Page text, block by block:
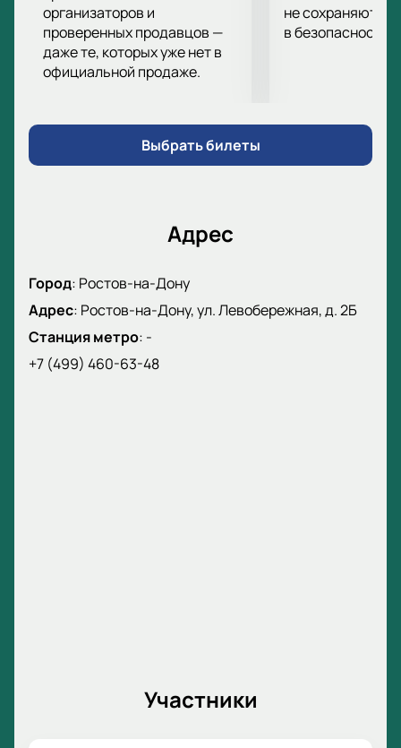
важное событие, мы предлагаем возможность
приобрести билеты на матч Ростов - Балтикана
нашем сайте. У нас вы можете совершить покупку
быстро и безопасно, с минимальными усилиями.
захватывающего противостояния между
«Ростовом» и «Балтикой»! Купите билеты прямо
сейчас на нашем сайте и готовьтесь к
организаторов и
проверенных продавцов —
даже те, которых уже нет в
официальной продаже.
не сохраняются
в безопасности.
Выбрать билеты
Адрес
Город: Ростов-на-Дону
Адрес: Ростов-на-Дону, ул. Левобережная, д. 2Б
Станция метро: -
+7 (499) 460-63-48
Участники